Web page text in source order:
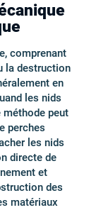
comprenant
la destruction
en
les nids
peut
perches
les nids
directe de
et
des
matériaux